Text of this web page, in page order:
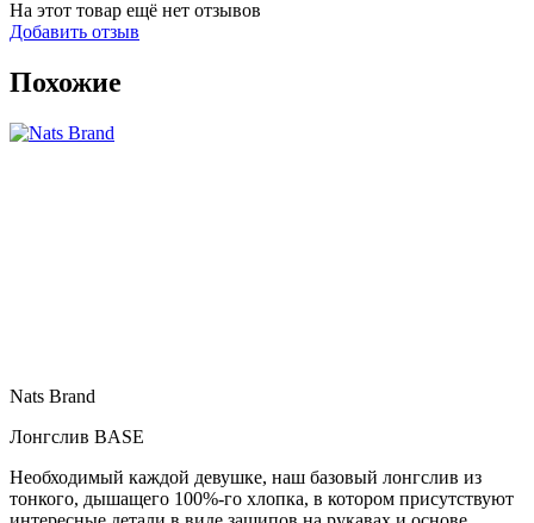
На этот товар ещё нет отзывов
Добавить отзыв
Похожие
Nats Brand
Лонгслив BASE
Необходимый каждой девушке, наш базовый лонгслив из
тонкого, дышащего 100%-го хлопка, в котором присутствуют